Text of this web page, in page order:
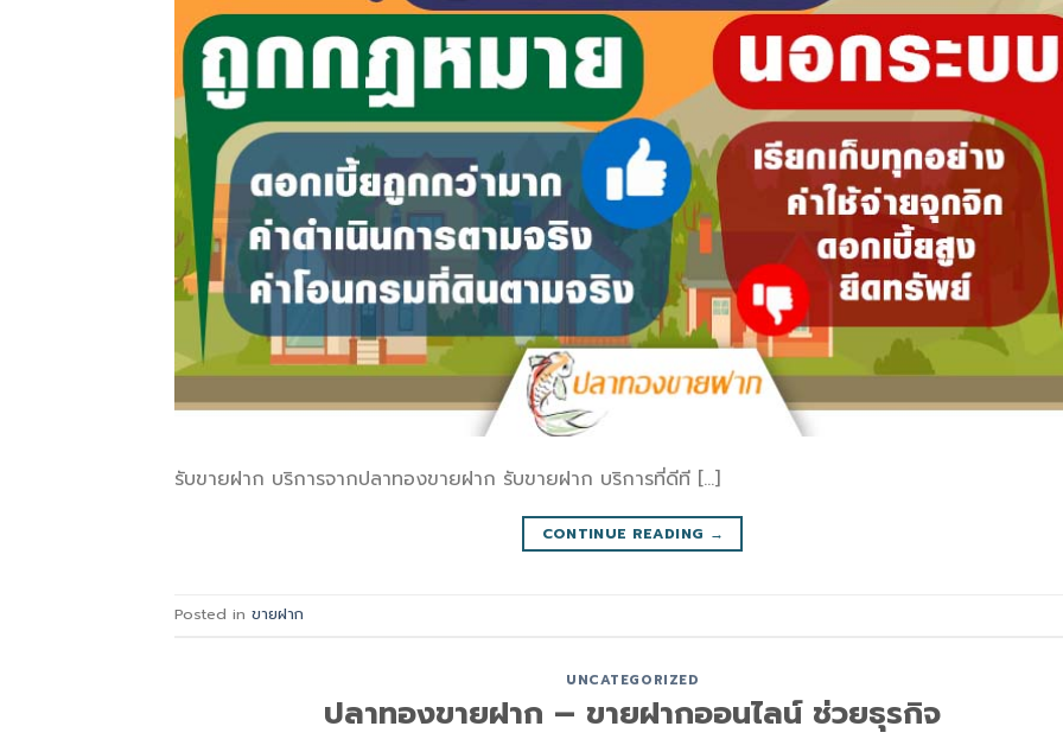
รับขายฝาก บริการจากปลาทองขายฝาก รับขายฝาก บริการที่ดีที […]
CONTINUE READING →
Posted in ขายฝาก
UNCATEGORIZED
ปลาทองขายฝาก – ขายฝากออนไลน์ ช่วยธุรกิจ